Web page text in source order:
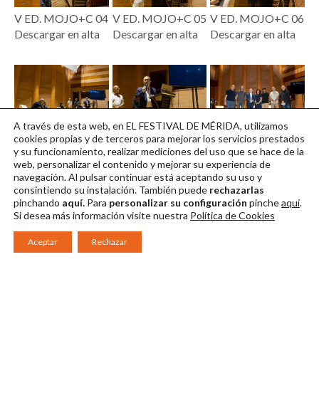
V ED. MOJO+C 04
Descargar en alta
V ED. MOJO+C 05
Descargar en alta
V ED. MOJO+C 06
Descargar en alta
V ED. MOJO+C 07
Descargar en alta
V ED. MOJO+C 08
Descargar en alta
V ED. MOJO+C 09
Descargar en alta
A través de esta web, en EL FESTIVAL DE MÉRIDA, utilizamos
cookies propias y de terceros para mejorar los servicios prestados
y su funcionamiento, realizar mediciones del uso que se hace de la
web, personalizar el contenido y mejorar su experiencia de
navegación. Al pulsar continuarestá aceptando su uso y
consintiendo su instalación. También puede rechazarlas
pinchando aquí. Para personalizar su configuración pincheaquí.
Si desea más información visite nuestra Política de Cookies
Aceptar Rechazar